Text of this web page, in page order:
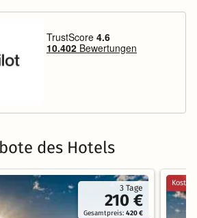
des Hotels
3 Tage
210 €
Gesamtpreis:420 €